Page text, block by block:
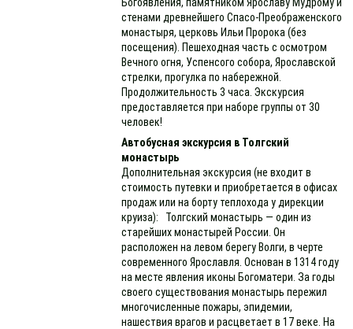
стенами древнейшего Спасо-Преображенского
монастыря, церковь Ильи Пророка (без
посещения). Пешеходная часть с осмотром
Вечного огня, Успенсого собора, Ярославской
стрелки, прогулка по набережной.
Продолжительность 3 часа. Экскурсия
предоставляется при наборе группы от 30
человек!
Автобусная экскурсия в Толгский
монастырь
Дополнительная экскурсия (не входит в
стоимость путевки и приобретается в офисах
продаж или на борту теплохода у дирекции
круиза): Толгский монастырь — один из
старейших монастырей России. Он
расположен на левом берегу Волги, в черте
современного Ярославля. Основан в 1314 году
на месте явления иконы Богоматери. За годы
своего существования монастырь пережил
многочисленные пожары, эпидемии,
нашествия врагов и расцветает в 17 веке. На